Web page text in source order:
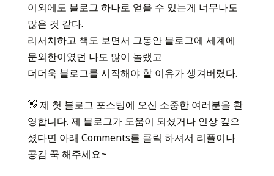
이외에도 블로그 하나로 얻을 수 있는게 너무나도
많은 것 같다.
리서치하고 책도 보면서 그동안 블로그에 세계에
문외한이였던 나도 많이 놀랬고
더더욱 블로그를 시작해야 할 이유가 생겨버렸다.
👋 제 첫 블로그 포스팅에 오신 소중한 여러분을 환
영합니다. 제 블로그가 도움이 되셨거나 인상 깊으
셨다면 아래 Comments를 클릭 하셔서 리플이나
공감 꾹 해주세요~